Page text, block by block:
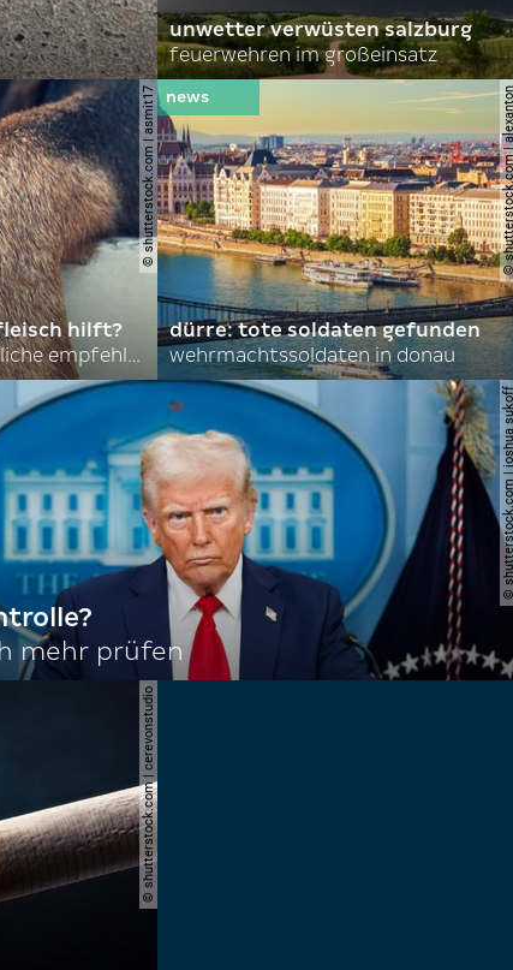
unwetter verwüsten salzburg
feuerwehren im großeinsatz
© shutterstock.com | asmit17
hilft?
nordkoreas sommerliche empfehlungen
©
dürre: tote soldaten gefunden
wehrmachtssoldaten in donau
©
mehr prüfen
© shutterstock.com | cerevonstudio